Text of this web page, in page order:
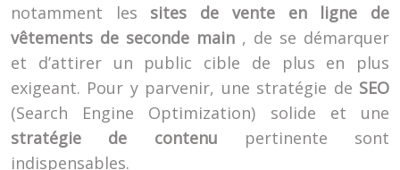
notamment les sites de vente en ligne de
vêtements de seconde main , de se démarquer
et d’attirer un public cible de plus en plus
exigeant. Pour y parvenir, une stratégie de SEO
(Search Engine Optimization) solide et une
stratégie de contenu pertinente sont
indispensables.